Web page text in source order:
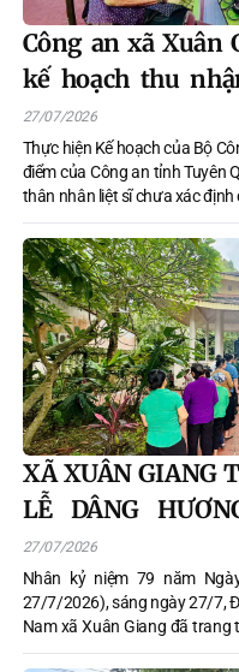
Công an xã Xuân
kế hoạch thu
thân nhân liệt sĩ
27/07/2026
Thực hiện Kế hoạch của Bộ
điểm của Công an tỉnh Tuyên
thân nhân liệt sĩ chưa xác định
đã tích cực phối hợp với
chức rà soát, hướng dẫn và
nhân các gia đình liệt sĩ trên
XÃ XUÂN GIANG
LỄ DÂNG
NIỆM CÁC ANH
27/07/2026
Nhân kỷ niệm 79 năm
27/7/2026), sáng ngày 27/7,
Nam xã Xuân Giang đã trang
tưởng niệm các Anh hùng liệt